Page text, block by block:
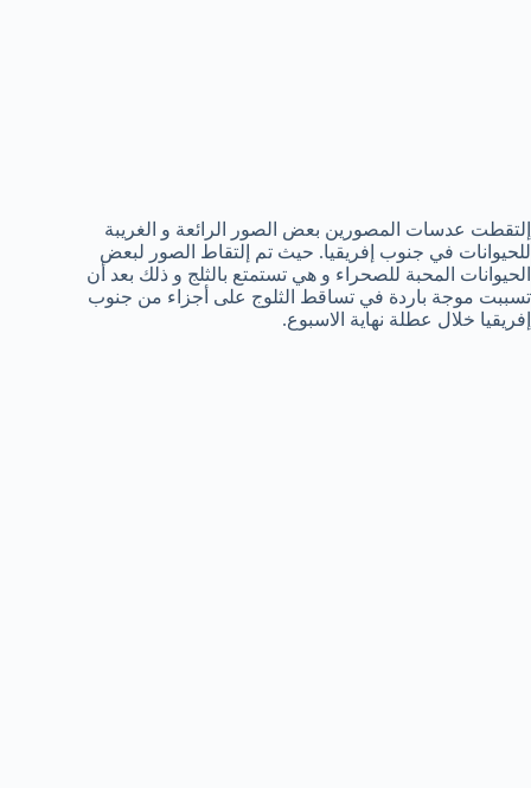
إلتقطت عدسات المصورين بعض الصور الرائعة و الغريبة
للحيوانات في جنوب إفريقيا. حيث تم إلتقاط الصور لبعض
الحيوانات المحبة للصحراء و هي تستمتع بالثلج و ذلك بعد أن
تسببت موجة باردة في تساقط الثلوج على أجزاء من جنوب
إفريقيا خلال عطلة نهاية الاسبوع.